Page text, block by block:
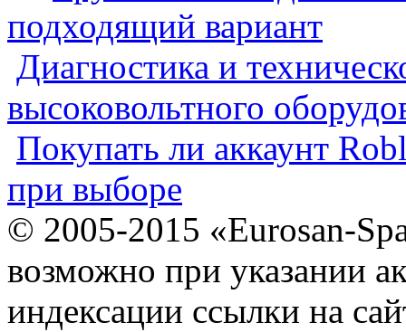
подходящий вариант
Диагностика и
высоковольтного
Покупать ли аккаунт
при выборе
© 2005-2015 «Eurosan-
возможно при указании
индексации ссылки на